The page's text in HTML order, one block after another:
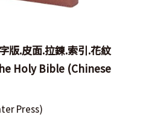
版.皮面.拉鍊.索引.花紋
Holy Bible (Chinese
Press)